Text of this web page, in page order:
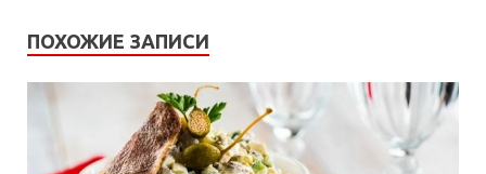
ПОХОЖИЕ ЗАПИСИ